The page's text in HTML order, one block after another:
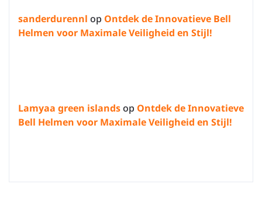
sanderdurennl op Ontdek de Innovatieve Bell
Helmen voor Maximale Veiligheid en Stijl!
Lamyaa green islandsop Ontdek de Innovatieve
Bell Helmen voor Maximale Veiligheid en Stijl!